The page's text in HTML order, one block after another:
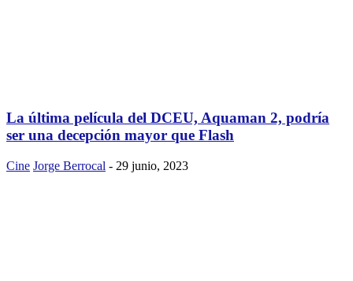
La última película del DCEU, Aquaman 2, podría
ser una decepción mayor que Flash
Cine Jorge Berrocal - 29 junio, 2023